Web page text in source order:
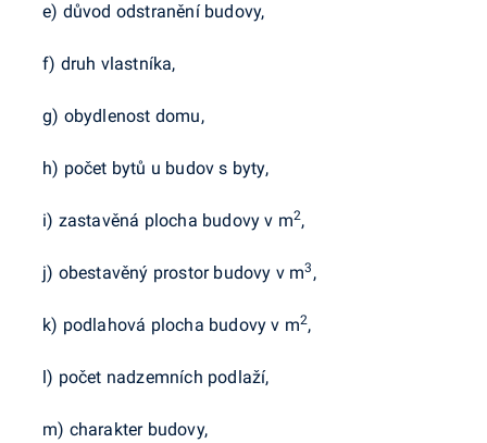
e) důvod odstranění budovy,
f) druh vlastníka,
g) obydlenost domu,
h) počet bytů u budov s byty,
i) zastavěná plocha budovy v m2,
j) obestavěný prostor budovy v m3 ,
k) podlahová plocha budovy v m2,
l) počet nadzemních podlaží,
m) charakter budovy,